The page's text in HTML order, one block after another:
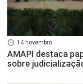
14 novembro
AMAPI destaca
sobre